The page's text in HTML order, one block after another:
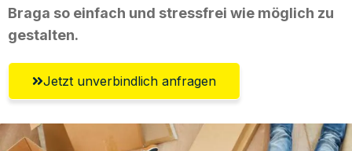
Braga so einfach und stressfrei wie möglich zu
gestalten.
Jetzt unverbindlich anfragen